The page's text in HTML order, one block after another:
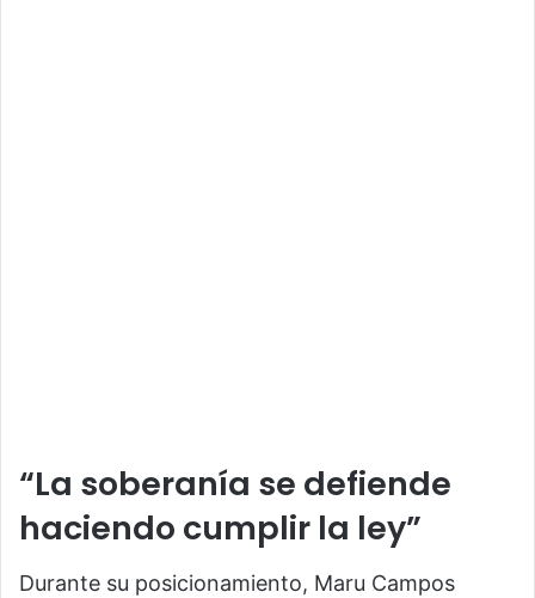
“La soberanía se defiende
haciendo cumplir la ley”
Durante su posicionamiento, Maru Campos